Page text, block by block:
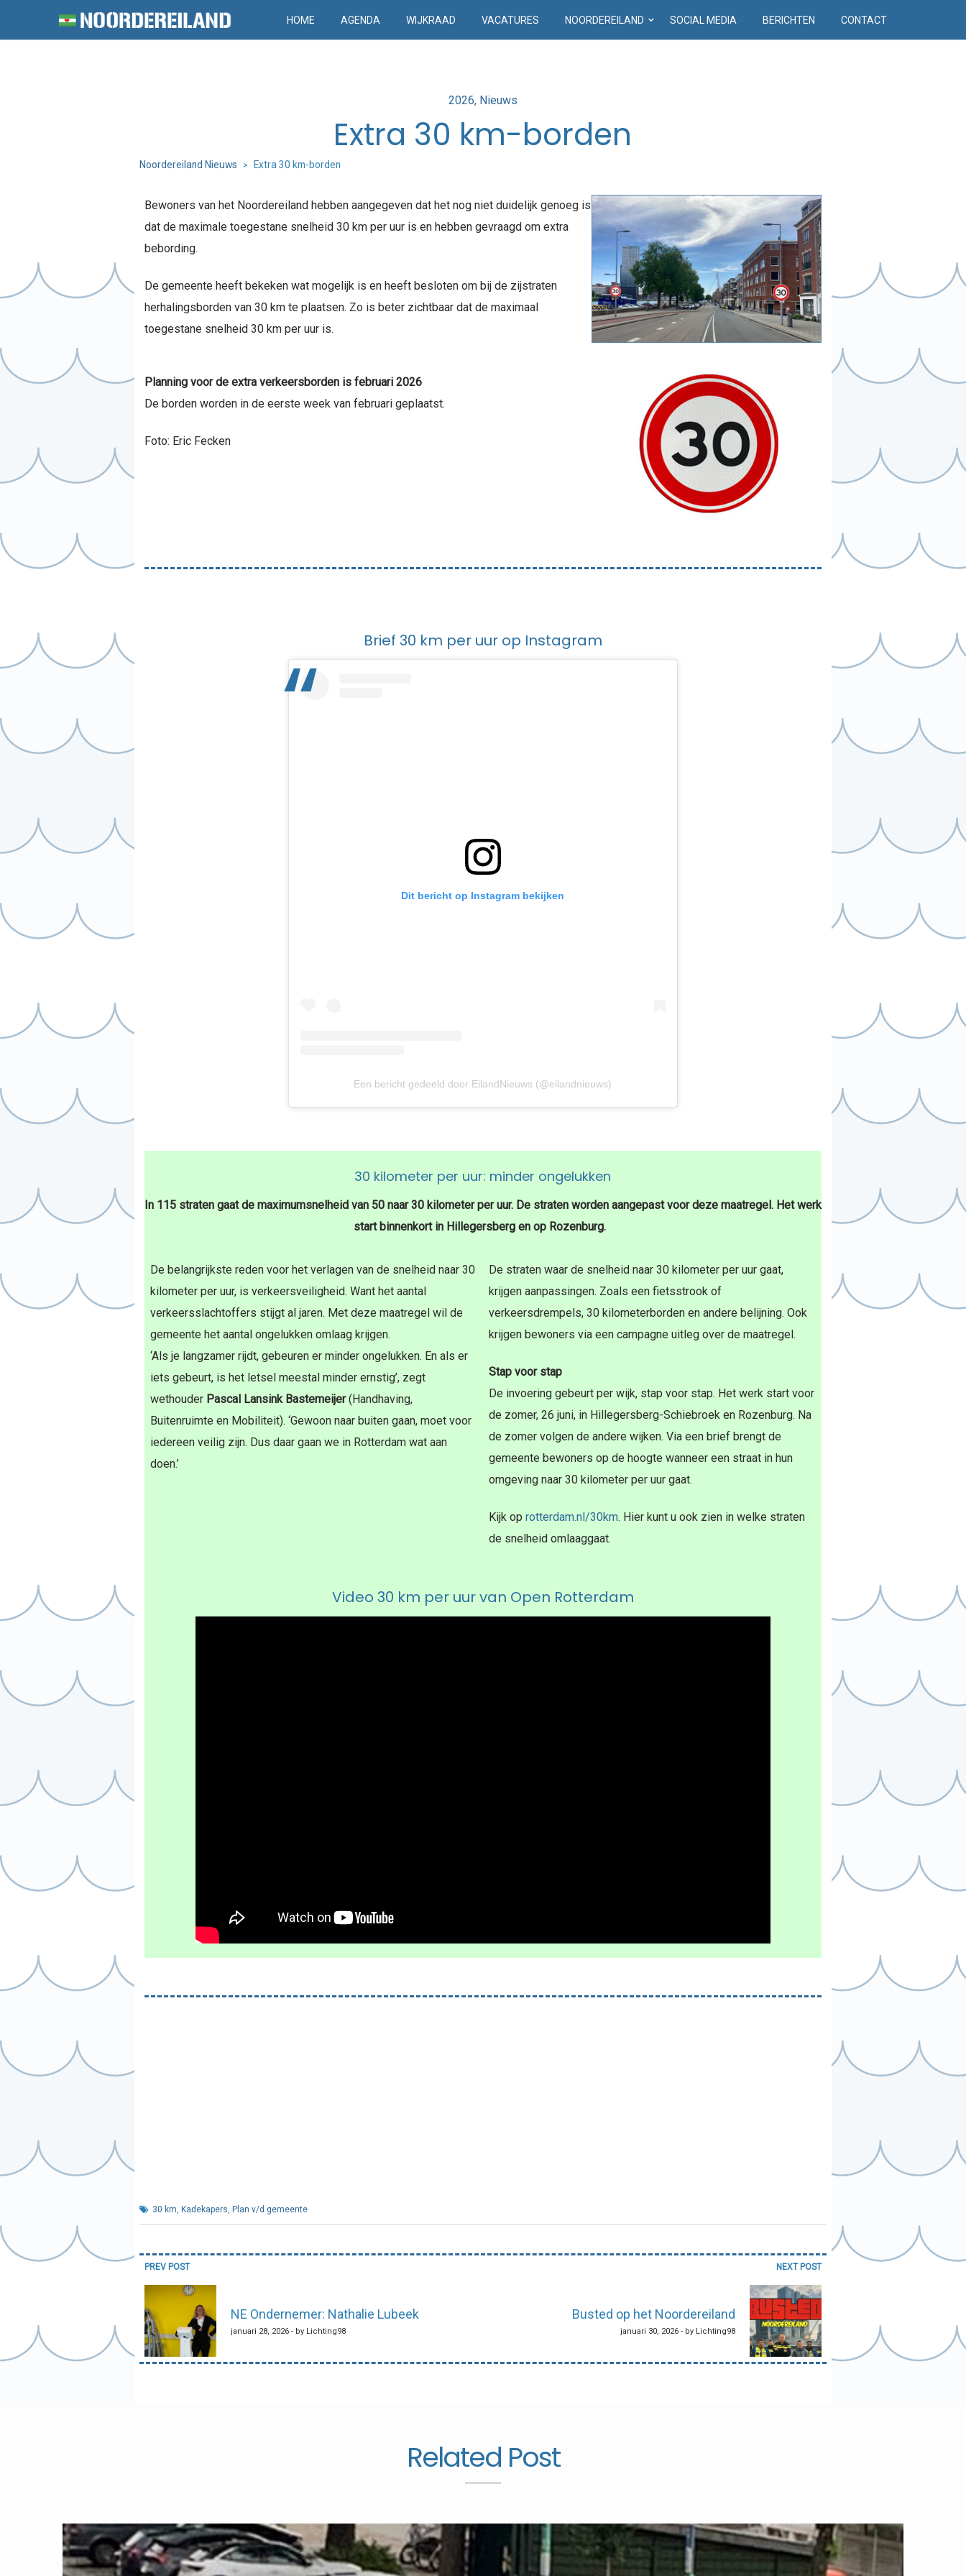
HOME AGENDA WIJKRAAD VACATURES NOORDEREILAND SOCIAL MEDIA BERICHTEN CONTACT
Posted
2026 Nieuws
Extra 30 km-borden
Noordereiland Nieuws > Extra 30 km-borden
Bewoners van het Noordereiland hebben aangegeven dat het nog niet duidelijk genoeg is
dat de maximale toegestane snelheid 30 km per uur is en hebben gevraagd om extra
bebording.
De gemeente heeft bekeken wat mogelijk is en heeft besloten om bij de zijstraten
herhalingsborden van 30 km te plaatsen. Zo is beter zichtbaar dat de maximaal
toegestane snelheid 30 km per uur is.
Planning voor de extra verkeersborden is februari 2026
De borden worden in de eerste week van februari geplaatst.
Foto: Eric Fecken
Brief 30 km per uur op Instagram
Dit bericht op Instagram bekijken
Een bericht gedeeld door EilandNieuws (@eilandnieuws)
30 kilometer per uur: minder ongelukken
In 115 straten gaat de maximumsnelheid van 50 naar 30 kilometer per uur. De straten worden aangepast voor deze maatregel. Het werk
start binnenkort in Hillegersberg en op Rozenburg.
De belangrijkste reden voor het verlagen van de snelheid naar 30
kilometer per uur, is verkeersveiligheid. Want het aantal
verkeersslachtoffers stijgt al jaren. Met deze maatregel wil de
gemeente het aantal ongelukken omlaag krijgen.
‘Als je langzamer rijdt, gebeuren er minder ongelukken. En als er
iets gebeurt, is het letsel meestal minder ernstig’, zegt
wethouder Pascal Lansink Bastemeijer(Handhaving,
Buitenruimte en Mobiliteit). ‘Gewoon naar buiten gaan, moet voor
iedereen veilig zijn. Dus daar gaan we in Rotterdam wat aan
doen.’
De straten waar de snelheid naar 30 kilometer per uur gaat,
krijgen aanpassingen. Zoals een fietsstrook of
verkeersdrempels, 30 kilometerborden en andere belijning. Ook
krijgen bewoners via een campagne uitleg over de maatregel.
Stap voor stap
De invoering gebeurt per wijk, stap voor stap. Het werk start voor
de zomer, 26 juni, in Hillegersberg-Schiebroek en Rozenburg. Na
de zomer volgen de andere wijken. Via een brief brengt de
gemeente bewoners op de hoogte wanneer een straat in hun
omgeving naar 30 kilometer per uur gaat.
Kijk op rotterdam.nl/30km. Hier kunt u ook zien in welke straten
de snelheid omlaaggaat.
Video 30 km per uur van Open Rotterdam
30 km, Kadekapers, Plan v/d gemeente
Bericht
navigatie
PREV POST
NE Ondernemer: Nathalie Lubeek
januari 28, 2026 - by Lichting98
NEXT POST
Busted op het Noordereiland
januari 30, 2026 - by Lichting98
Related Post